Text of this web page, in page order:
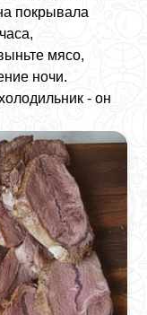
покрывала
мясо,
ночи.
- он